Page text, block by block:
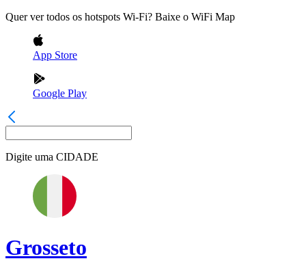
Quer ver todos os hotspots Wi-Fi? Baixe o WiFi Map
App Store
Google Play
Digite uma CIDADE
Grosseto